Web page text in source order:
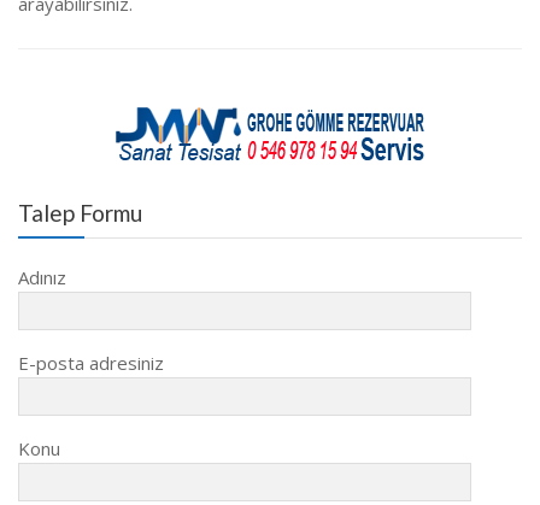
Talep Formu
Adınız
E-posta adresiniz
Konu